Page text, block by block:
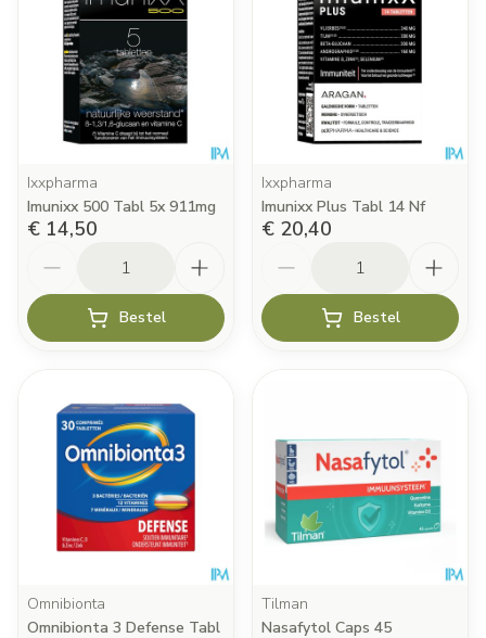
Ixxpharma
Imunixx 500 Tabl 5x 911mg
€ 14,50
Bestel
Ixxpharma
Imunixx Plus Tabl 14 Nf
€ 20,40
Bestel
Omnibionta
Omnibionta 3 Defense Tabl
Tilman
Nasafytol Caps 45